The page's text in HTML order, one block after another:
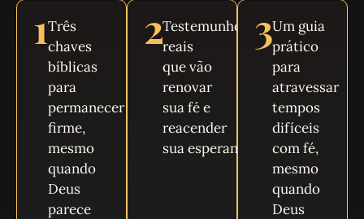
1Três
chaves
bíblicas
para
permanecer
firme,
mesmo
quando
Deus
parece
2Testemunhos
reais
que vão
renovar
sua fé e
reacender
sua esperança
3Um guia
prático
para
atravessar
tempos
difíceis
com fé,
mesmo
quando
Deus